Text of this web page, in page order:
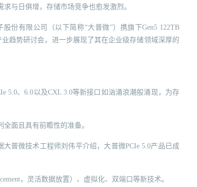
与日俱增，存储市场竞争也愈发激烈。
份有限公司（以下简称“大普微”）携旗下Gen5 122TB
业趋势研讨会，进一步展现了其在企业级存储领域深厚的
5.0、6.0以及CXL 3.0等新接口如汹涌浪潮般涌现，为存
面且具有前瞻性的准备。
普微技术工程师刘伟平介绍，大普微PCIe 5.0产品已成
，灵活数据放置）、虚拟化、双端口等新技术。